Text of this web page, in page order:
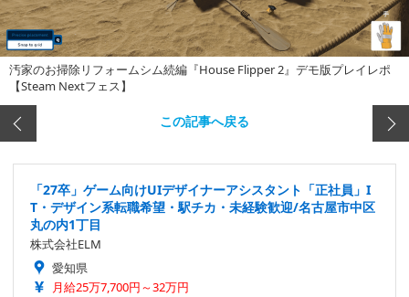
汚家のお掃除リフォームシム続編『House Flipper 2』デモ版プレイレポ
【Steam Nextフェス】
この記事へ戻る
「27卒」ゲーム向けUIデザイナーアシスタント「正社員」I
T・デザイン系転職希望・駅チカ・未経験歓迎/名古屋市中区
丸の内1丁目
株式会社ELM
愛知県
月給25万7,700円～32万円